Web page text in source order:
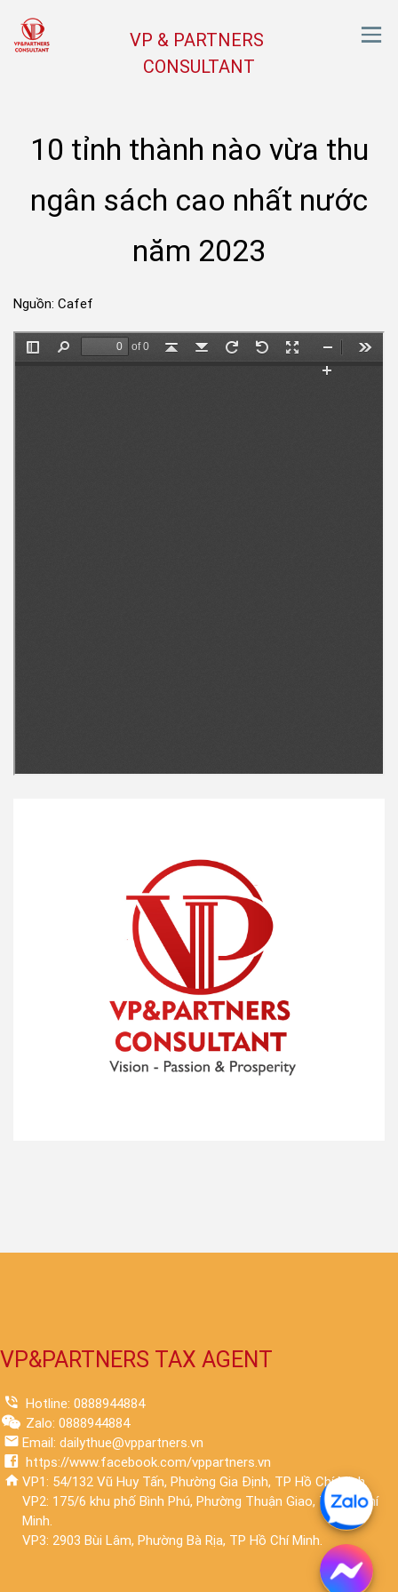
VP & PARTNERS
CONSULTANT
10 tỉnh thành nào vừa thu
ngân sách cao nhất nước
năm 2023
Nguồn: Cafef
VP&PARTNERS TAX AGENT
Hotline: 0888944884
Zalo: 0888944884
Email: dailythue@vppartners.vn
https://www.facebook.com/vppartners.vn
VP1: 54/132 Vũ Huy Tấn, Phường Gia Định, TP Hồ Chí Minh.
VP2: 175/6 khu phố Bình Phú, Phường Thuận Giao, TP Hồ Chí
Minh.
VP3: 2903 Bùi Lâm, Phường Bà Rịa, TP Hồ Chí Minh.